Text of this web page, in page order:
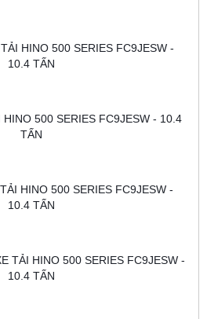
HINO 500 SERIES FC9JESW -
10.4 TẤN
HINO 500 SERIES FC9JESW - 10.4
TẤN
HINO 500 SERIES FC9JESW -
10.4 TẤN
TẢI HINO 500 SERIES FC9JESW -
10.4 TẤN